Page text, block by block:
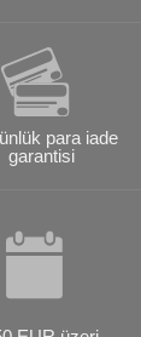
para iade
garantisi